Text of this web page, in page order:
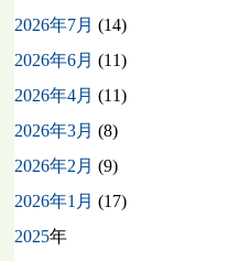
2026年7月 (14)
2026年6月 (11)
2026年4月 (11)
2026年3月 (8)
2026年2月 (9)
2026年1月 (17)
2025年